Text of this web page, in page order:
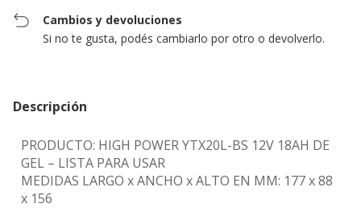
Cambios y devoluciones
Si no te gusta, podés cambiarlo por otro o devolverlo.
Descripción
PRODUCTO: HIGH POWER YTX20L-BS 12V 18AH DE
GEL – LISTA PARA USAR
MEDIDAS LARGO x ANCHO x ALTO EN MM: 177 x 88
x 156